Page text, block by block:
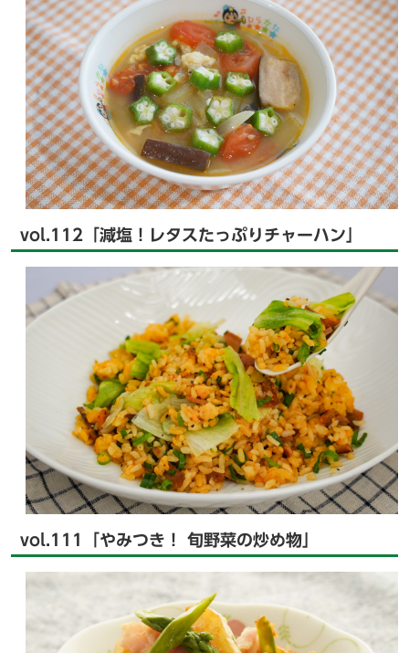
vol.112「減塩！レタスたっぷりチャーハン」
vol.111「やみつき！ 旬野菜の炒め物」